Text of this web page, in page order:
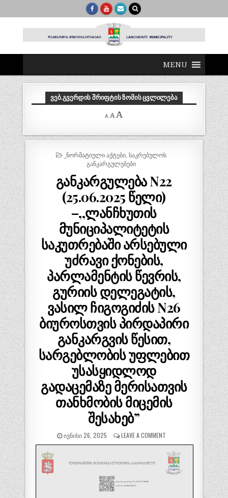
MENU
ᲕᲔᲑ.ᲒᲕᲔᲠᲓᲘᲡ ᲨᲠᲘᲤᲢᲘᲡ ᲖᲝᲛᲘᲡ ᲪᲕᲚᲘᲚᲔᲑᲐ
A
Decrease
font
A Reset
A
size.
POSTED
_ᲜᲝᲠᲛᲐᲢᲘᲣᲚᲘ ᲐᲥᲢᲔᲑᲘ,ᲡᲐᲙᲠᲔᲑᲣᲚᲝᲡ
ᲒᲐᲜᲙᲐᲠᲒᲣᲚᲔᲑᲔᲑᲘ
განკარგულება N22
(25.06.2025 წელი)
–,,ლანჩხუთის
მუნიციპალიტეტის
საკუთრებაში არსებული
უძრავი ქონების,
პარლამენტის წევრის,
გურიის დელეგატის,
ვასილ ჩიგოგიძის N26
ბიუროსთვის პირდაპირი
განკარგვის წესით,
სარგებლობის უფლებით
უსასყიდლოდ
გადაცემაზე მერისათვის
თანხმობის მიცემის
შესახებ”
ᲘᲕᲜᲘᲡᲘ 26, 2025 LEAVE A COMMENT